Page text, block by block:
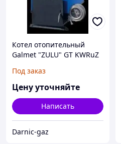
Котел отопительный
Galmet "ZULU" GT KWRuZ
Под заказ
Цену уточняйте
Написать
Darnic-gaz